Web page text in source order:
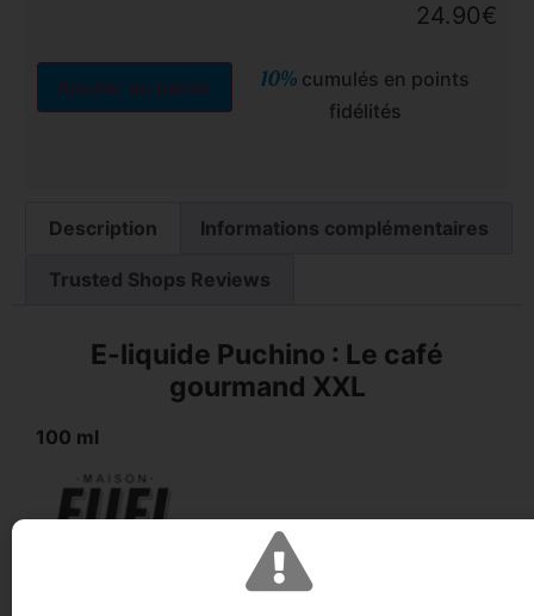
24.90€
Ajouter au panier 10%cumulés en points
fidélités
Description Informations complémentaires
Trusted Shops Reviews
E-liquide Puchino : Le café
gourmand XXL
100 ml